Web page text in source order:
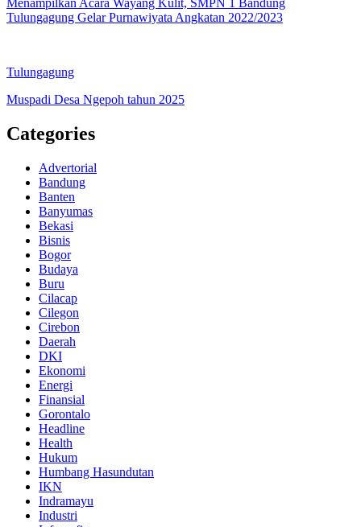
Tulungagung Gelar Purnawiyata Angkatan 2022/2023
Tulungagung
Muspadi Desa Ngepoh tahun 2025
Categories
Advertorial
Bandung
Banten
Banyumas
Bekasi
Bisnis
Bogor
Budaya
Buru
Cilacap
Cilegon
Cirebon
Daerah
DKI
Ekonomi
Energi
Finansial
Gorontalo
Headline
Health
Hukum
Humbang Hasundutan
IKN
Indramayu
Industri